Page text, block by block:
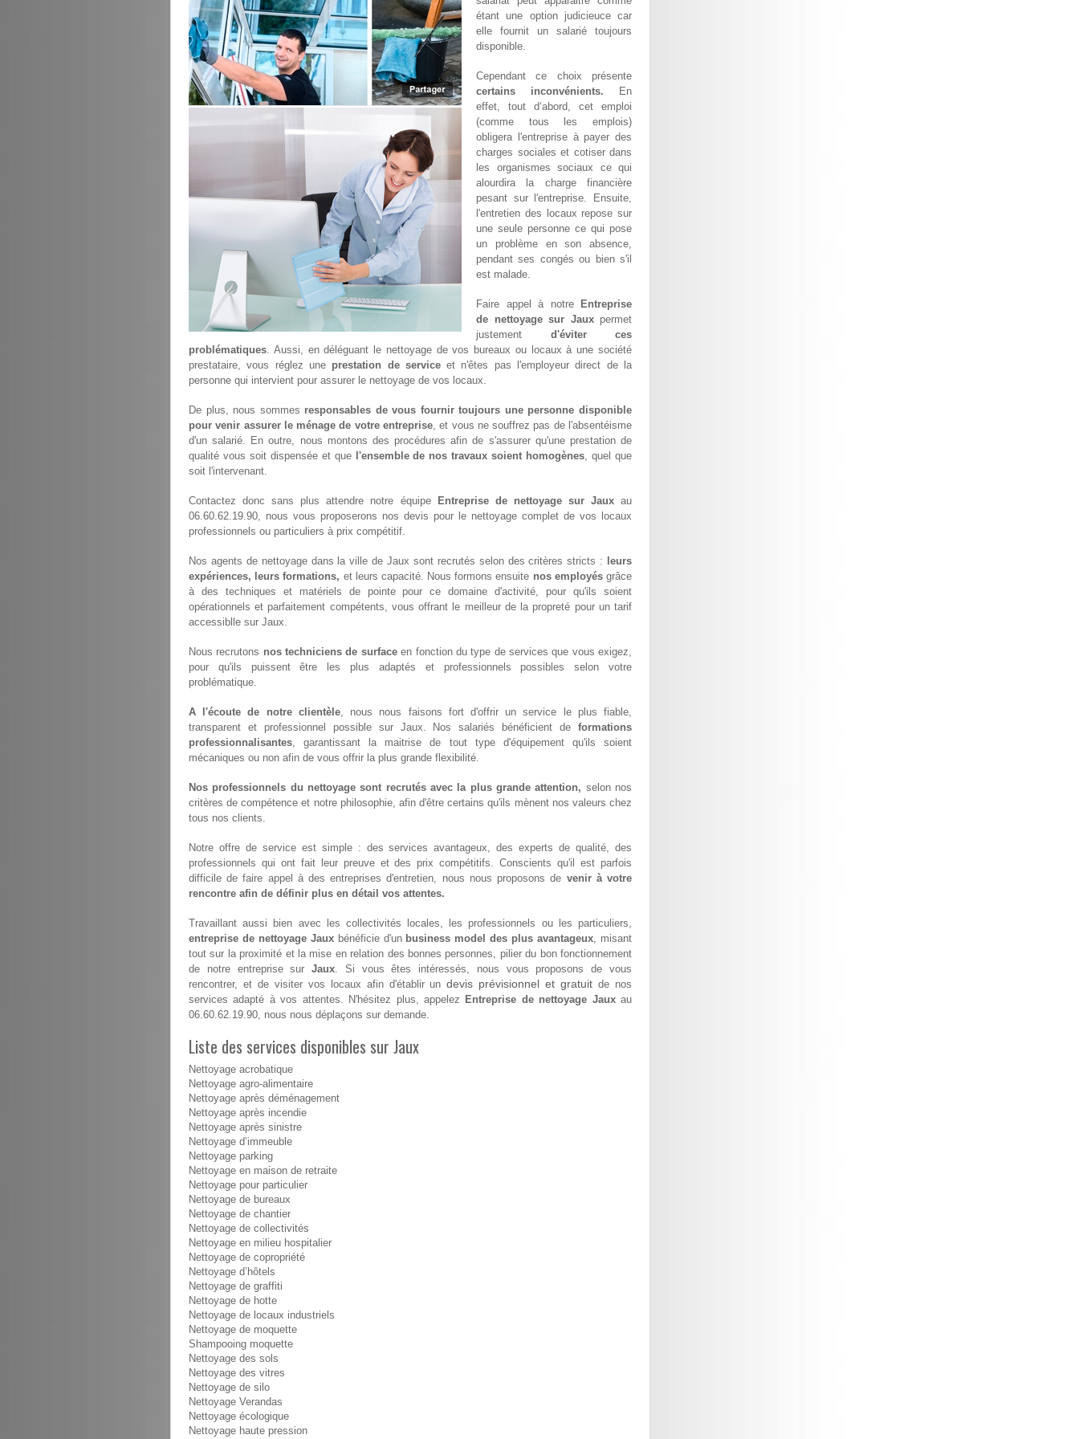
étant une option judicieuce car
elle fournit un salarié toujours
disponible.
Cependant ce choix présente
certains inconvénients. En
effet, tout d‘abord, cet emploi
(comme tous les emplois)
obligera l'entreprise à payer des
charges sociales et cotiser dans
les organismes sociaux ce qui
alourdira la charge financière
pesant sur l'entreprise. Ensuite,
l'entretien des locaux repose sur
une seule personne ce qui pose
un problème en son absence,
pendant ses congés ou bien s'il
est malade.
Faire appel à notre
Entreprise
de nettoyage sur Jauxpermet
justement d'éviter ces
problématiques. Aussi, en déléguant le nettoyage de vos bureaux ou locaux à une société
prestataire, vous réglez une prestation de serviceet n'êtes pas l'employeur direct de la
personne qui intervient pour assurer le nettoyage de vos locaux.
De plus, nous sommes responsables de vous fournir toujours une personne disponible
pour venir assurer le ménage de votre entreprise, et vous ne souffrez pas de l'absentéisme
d'un salarié. En outre, nous montons des procédures afin de s'assurer qu'une prestation de
qualité vous soit dispensée et que l'ensemble de nos travaux soient homogènes, quel que
soit l'intervenant.
Contactez donc sans plus attendre notre équipe Entreprise de nettoyage sur Jauxau
06.60.62.19.90, nous vous proposerons nos devis pour le nettoyage complet de vos locaux
professionnels ou particuliers à prix compétitif.
Nos agents de nettoyage dans la ville de Jaux sont recrutés selon des critères stricts :
leurs
expériences, leurs formations, et leurs capacité. Nous formons ensuite nos employésgrâce
à des techniques et matériels de pointe pour ce domaine d'activité, pour qu'ils soient
opérationnels et parfaitement compétents, vous offrant le meilleur de la propreté pour un tarif
accessiblle sur Jaux.
Nous recrutons nos techniciens de surfaceen fonction du type de services que vous exigez,
pour qu'ils puissent être les plus adaptés et professionnels possibles selon votre
problématique.
A l'écoute de notre clientèle, nous nous faisons fort d'offrir un service le plus fiable,
transparent et professionnel possible sur Jaux. Nos salariés bénéficient de formations
professionnalisantes, garantissant la maitrise de tout type d'équipement qu'ils soient
mécaniques ou non afin de vous offrir la plus grande flexibilité.
Nos professionnels du nettoyage sont recrutés avec la plus grande attention, selon nos
critères de compétence et notre philosophie, afin d'être certains qu'ils mènent nos valeurs chez
tous nos clients.
Notre offre de service est simple : des services avantageux, des experts de qualité, des
professionnels qui ont fait leur preuve et des prix compétitifs. Conscients qu'il est parfois
difficile de faire appel à des entreprises d'entretien, nous nous proposons de venir à votre
rencontre afin de définir plus en détail vos attentes.
Travaillant aussi bien avec les collectivités locales, les professionnels ou les particuliers,
entreprise de nettoyage Jauxbénéficie d'un business model des plus avantageux, misant
tout sur la proximité et la mise en relation des bonnes personnes, pilier du bon fonctionnement
de notre entreprise surJaux. Si vous êtes intéressés, nous vous proposons de vous
rencontrer, et de visiter vos locaux afin d'établir undevis prévisionnel et gratuit de nos
services adapté à vos attentes. N'hésitez plus, appelez Entreprise de nettoyage Jauxau
06.60.62.19.90, nous nous déplaçons sur demande.
Liste des services disponibles sur Jaux
Nettoyage acrobatique
Nettoyage agro-alimentaire
Nettoyage après déménagement
Nettoyage après incendie
Nettoyage après sinistre
Nettoyage d’immeuble
Nettoyage parking
Nettoyage en maison de retraite
Nettoyage pour particulier
Nettoyage de bureaux
Nettoyage de chantier
Nettoyage de collectivités
Nettoyage en milieu hospitalier
Nettoyage de copropriété
Nettoyage d’hôtels
Nettoyage de graffiti
Nettoyage de hotte
Nettoyage de locaux industriels
Nettoyage de moquette
Shampooing moquette
Nettoyage des sols
Nettoyage des vitres
Nettoyage de silo
Nettoyage Verandas
Nettoyage écologique
Nettoyage haute pression